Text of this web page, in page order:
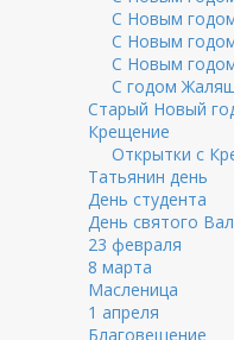
С Новым
С Новым
С Новым
С годом
Старый Новый
Крещение
Открытки с
Татьянин день
День студента
День святого
23 февраля
8 марта
Масленица
1 апреля
Благовещение